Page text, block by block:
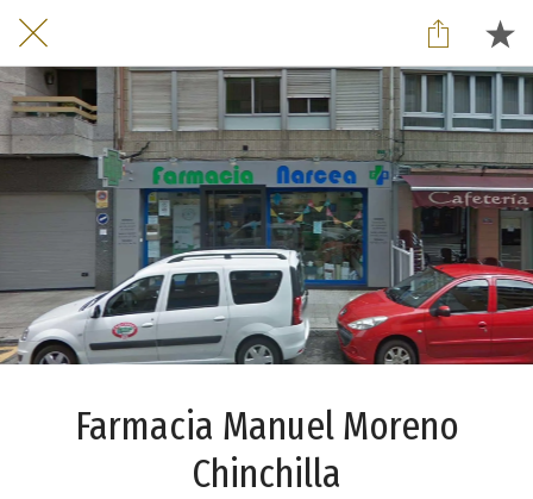
Farmacia Manuel Moreno
Chinchilla